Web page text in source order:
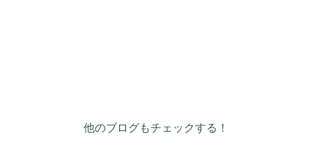
他のブログもチェックする！